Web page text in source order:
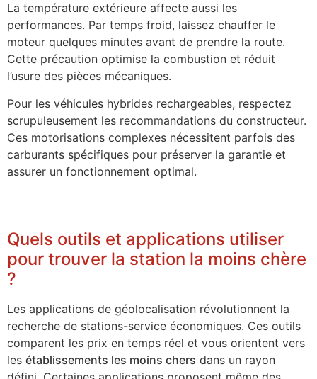
La température extérieure affecte aussi les
performances. Par temps froid, laissez chauffer le
moteur quelques minutes avant de prendre la route.
Cette précaution optimise la combustion et réduit
l’usure des pièces mécaniques.
Pour les véhicules hybrides rechargeables, respectez
scrupuleusement les recommandations du constructeur.
Ces motorisations complexes nécessitent parfois des
carburants spécifiques pour préserver la garantie et
assurer un fonctionnement optimal.
Quels outils et applications utiliser
pour trouver la station la moins chère
?
Les applications de géolocalisation révolutionnent la
recherche de stations-service économiques. Ces outils
comparent les prix en temps réel et vous orientent vers
les établissements les moins chers dans un rayon